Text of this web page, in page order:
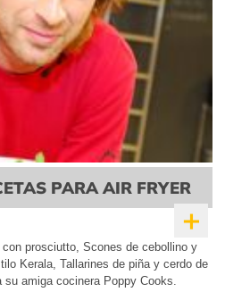
PARA AIR FRYER
+
prosciutto, Scones de cebollino y
Kerala, Tallarines de piña y cerdo de
amiga cocinera Poppy Cooks.